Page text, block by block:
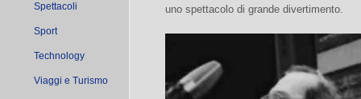
Spettacoli
Sport
Technology
Viaggi e Turismo
uno spettacolo di grande divertimento.